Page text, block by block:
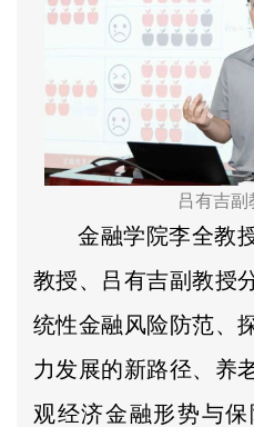
吕有吉副
金融学院李全教
教授、吕有吉副教授
统性金融风险防范、
力发展的新路径、养
观经济金融形势与